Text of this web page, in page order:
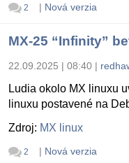
2 | Nová verzia
MX-25 “Infinity”
22.09.2025 | 08:40 |
Ludia okolo MX linuxu
linuxu postavené na
Zdroj: MX linux
2 | Nová verzia